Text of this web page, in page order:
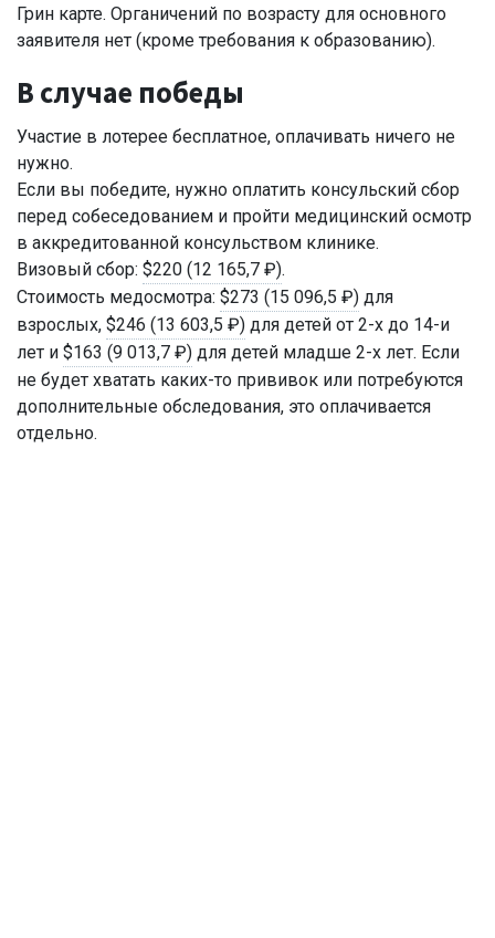
Грин карте. Органичений по возрасту для основного
заявителя нет (кроме требования к образованию).
В случае победы
Участие в лотерее бесплатное, оплачивать ничего не
нужно.
Если вы победите, нужно оплатить консульский сбор
перед собеседованием и пройти медицинский осмотр
в аккредитованной консульством клинике.
Визовый сбор: $220 (12 165,7 ₽).
Стоимость медосмотра: $273 (15 096,5 ₽) для
взрослых, $246 (13 603,5 ₽) для детей от 2-х до 14-и
лет и $163 (9 013,7 ₽) для детей младше 2-х лет. Если
не будет хватать каких-то прививок или потребуются
дополнительные обследования, это оплачивается
отдельно.